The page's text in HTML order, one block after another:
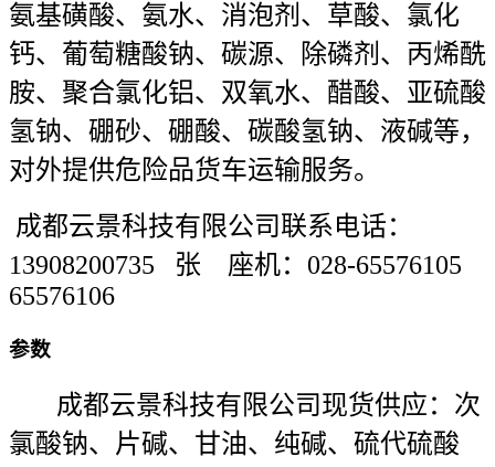
氨基磺酸、氨水、消泡剂、草酸、氯化
钙、葡萄糖酸钠、碳源、除磷剂、丙烯酰
胺、聚合氯化铝、双氧水、醋酸、亚硫酸
氢钠、硼砂、硼酸、碳酸氢钠、液碱等，
对外提供危险品货车运输服务。
成都云景科技有限公司联系电话：
13908200735 张 座机：028-65576105
65576106
参数
成都云景科技有限公司现货供应：次
氯酸钠、片碱、甘油、纯碱、硫代硫酸